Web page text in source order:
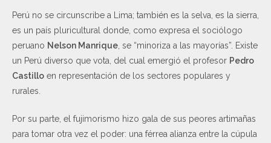
Perú no se circunscribe a Lima; también es la selva, es la sierra,
es un país pluricultural donde, como expresa el sociólogo
peruano Nelson Manrique , se “minoriza a las mayorías”. Existe
un Perú diverso que vota, del cual emergió el profesor Pedro
Castillo en representación de los sectores populares y
rurales.
Por su parte, el fujimorismo hizo gala de sus peores artimañas
para tomar otra vez el poder: una férrea alianza entre la cúpula